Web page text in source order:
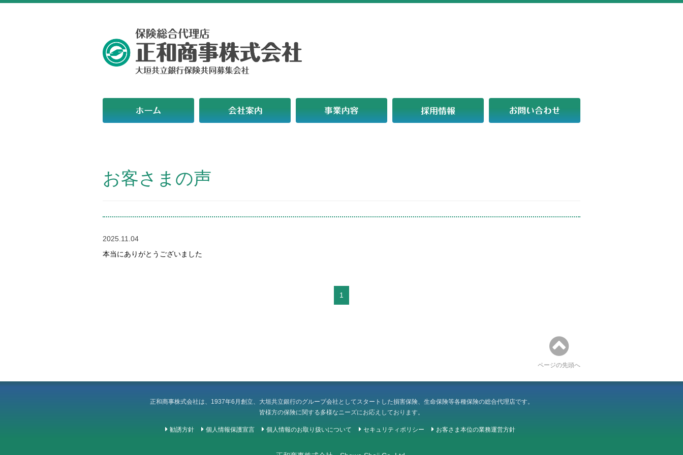
お客さまの声
2025.11.04
本当にありがとうございました
1
ページの先頭へ
正和商事株式会社は、1937年6月創立、大垣共立銀行のグループ会社としてスタートした損害保険、生命保険等各種保険の総合代理店です。
皆様方の保険に関する多様なニーズにお応えしております。
勧誘方針 個人情報保護宣言 個人情報のお取り扱いについて セキュリティポリシー お客さま本位の業務運営方針